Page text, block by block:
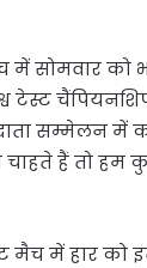
सोमवार को
टेस्ट
सम्मेलन में
चाहते हैं तो
में हार को